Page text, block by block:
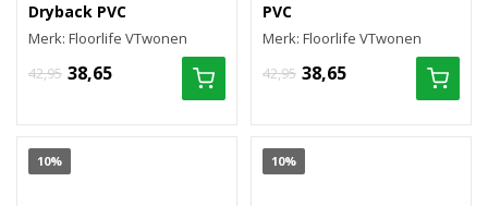
Dryback PVC
Merk: Floorlife VTwonen
42,95 38,65
PVC
Merk: Floorlife VTwonen
42,95 38,65
10% 10%